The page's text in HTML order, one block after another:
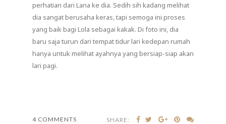
perhatian dari Lana ke dia. Sedih sih kadang melihat
dia sangat berusaha keras, tapi semoga ini proses
yang baik bagi Lola sebagai kakak. Di foto ini, dia
baru saja turun dari tempat tidur lari kedepan rumah
hanya untuk melihat ayahnya yang bersiap-siap akan
lari pagi.
4 COMMENTS SHARE: